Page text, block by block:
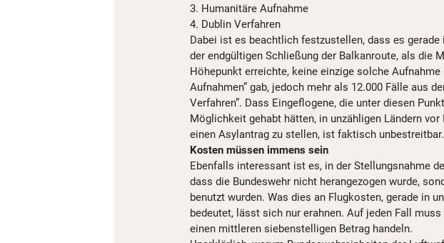
3. Humanitäre Aufnahme
4. Dublin Verfahren
Dabei ist es beachtlich festzustellen, dass es gerade
der endgültigen Schließung der Balkanroute, als die
Höhepunkt erreichte, keine einzige solche Aufnahme
Aufnahmen” gab, jedoch mehr als 12.000 Fälle aus
Verfahren”. Dass Eingeflogene, die unter diesen
Möglichkeit gehabt hätten, in unzähligen Ländern
einen Asylantrag zu stellen, ist faktisch unbestreitbar.
Kosten müssen immens sein
Ebenfalls interessant ist es, in der Stellungsnahme
dass die Bundeswehr nicht herangezogen wurde,
benutzt wurden. Was dies an Flugkosten, gerade in
bedeutet, lässt sich nur erahnen. Auf jeden Fall
einen mittleren siebenstelligen Betrag handeln.